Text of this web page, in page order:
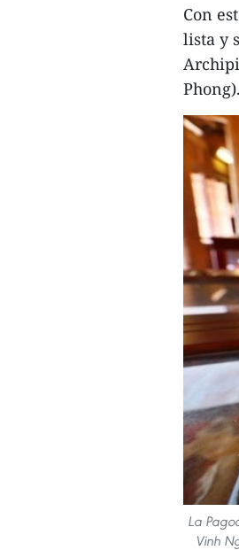
Con
lista y
Phong).
La
Vinh